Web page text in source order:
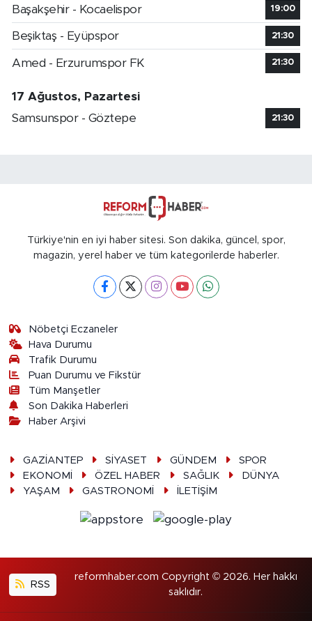
Başakşehir - Kocaelispor
19:00
Beşiktaş - Eyüpspor 21:30
Amed - Erzurumspor FK 21:30
17 Ağustos, Pazartesi
Samsunspor - Göztepe
21:30
Türkiye'nin en iyi haber sitesi. Son dakika, güncel, spor,
magazin, yerel haber ve tüm kategorilerde haberler.
Nöbetçi Eczaneler
Hava Durumu
Trafik Durumu
Puan Durumu ve Fikstür
Tüm Manşetler
Son Dakika Haberleri
Haber Arşivi
GAZİANTEP SİYASET GÜNDEM
SPOR
EKONOMİ
ÖZEL HABER SAĞLIK
DÜNYA
YAŞAM
GASTRONOMİ İLETİŞİM
RSS
reformhaber.com Copyright © 2026. Her hakkı
saklıdır.